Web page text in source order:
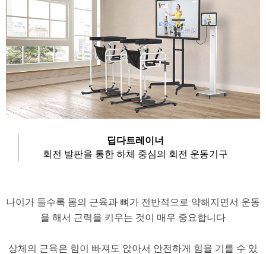
​딥다트레이너
회전 발판을 통한 하체 중심의 회전 운동기구
​나이가 들수록 몸의 근육과 뼈가 전반적으로 약해지면서 운동
을 해서 근력을 키우는 것이 매우 중요합니다
​상체의 근육은 힘이 빠져도 앉아서 안전하게 힘을 기를 수 있